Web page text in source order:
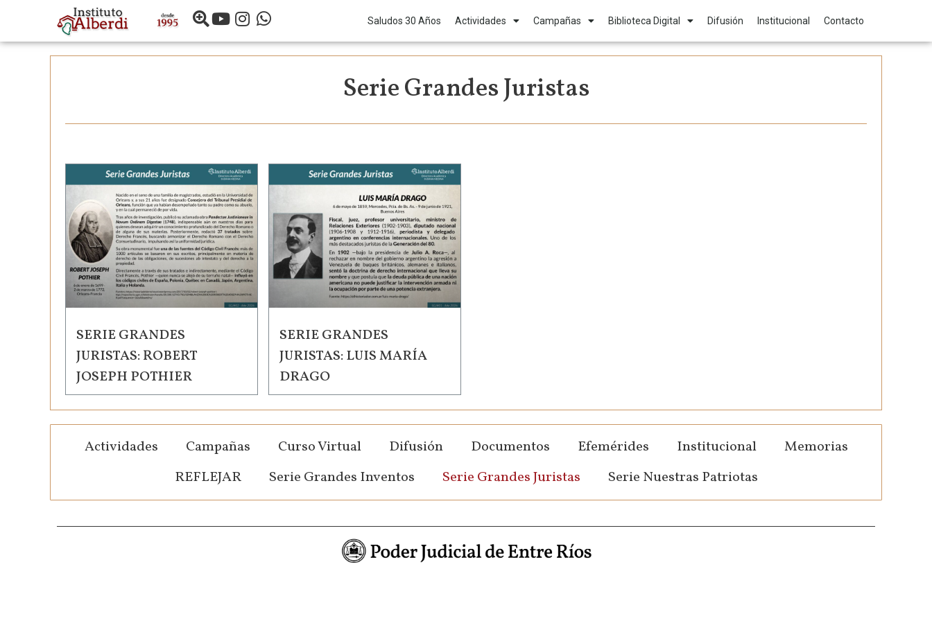
Saludos 30 Años Actividades Campañas Biblioteca Digital Difusión Institucional Contacto
Serie Grandes Juristas
SERIE GRANDES
JURISTAS: ROBERT
JOSEPH POTHIER
SERIE GRANDES
JURISTAS: LUIS MARÍA
DRAGO
Actividades Campañas Curso Virtual Difusión Documentos Efemérides Institucional
Memorias
REFLEJAR
Serie Grandes Inventos Serie Grandes Juristas Serie Nuestras Patriotas